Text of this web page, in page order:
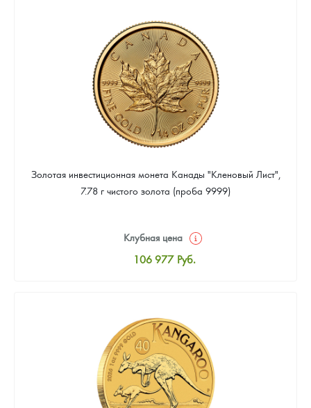
Цена выкупа
Звоните
Золотая инвестиционная монета Канады "Кленовый Лист",
7.78 г чистого золота (проба 9999)
Клубная цена
106 977 Руб.
Цена выкупа
95 814 Руб.